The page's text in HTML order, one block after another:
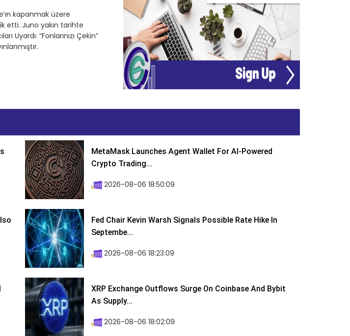
kapanmak üzere
etti. Juno yakın tarihte
Uyardı: “Fonlarınızı Çekin”
MetaMask Launches Agent Wallet For AI-Powered
Crypto Trading...
2026-08-06 18:50:09
Fed Chair Kevin Warsh Signals Possible Rate Hike In
Septembe...
2026-08-06 18:23:09
XRP Exchange Outflows Surge On Coinbase And Bybit
As Supply...
2026-08-06 18:02:09